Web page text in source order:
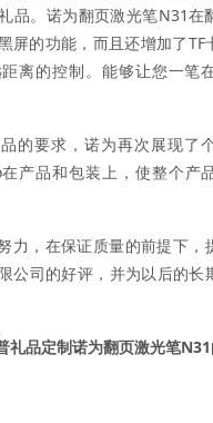
品。诺为翻页激光笔N31在
屏的功能，而且还增加了TF
离的控制。能够让您一笔
的要求，诺为再次展现了
产品和包装上，使整个产
力，在保证质量的前提下，
公司的好评，并为以后的长
礼品定制诺为翻页激光笔N31